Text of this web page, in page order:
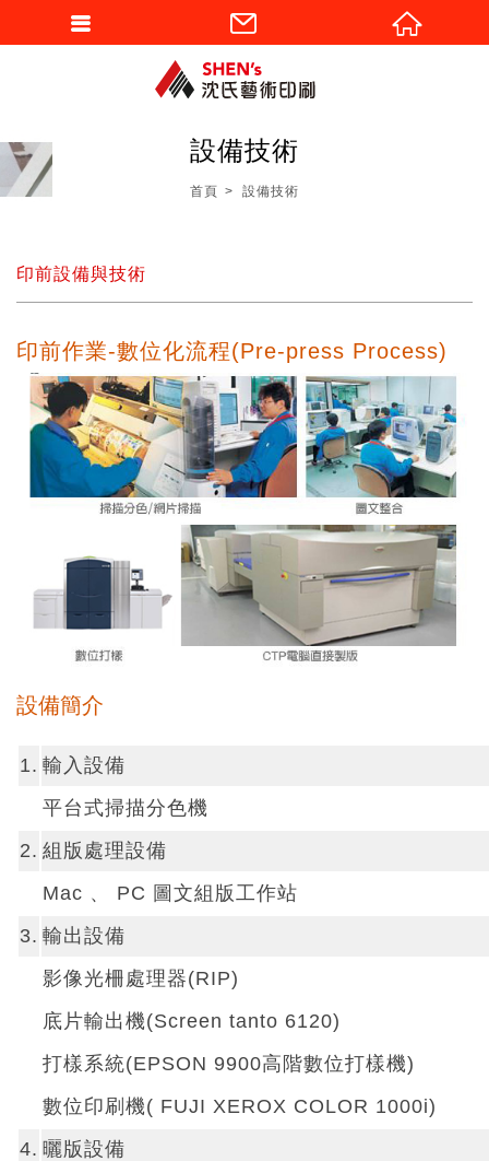
設備技術
首頁 設備技術
印前設備與技術
印前作業-數位化流程(Pre-press Process)
設備簡介
1. 輸入設備
平台式掃描分色機
2. 組版處理設備
Mac 、 PC 圖文組版工作站
3. 輸出設備
影像光柵處理器(RIP)
底片輸出機(Screen tanto 6120)
打樣系統(EPSON 9900高階數位打樣機)
數位印刷機( FUJI XEROX COLOR 1000i)
4. 曬版設備